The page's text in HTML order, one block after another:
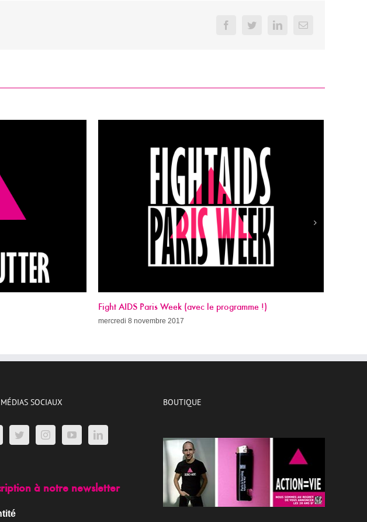
FacebookTwitterLinkedInEmail
le programme !) Sida, c’est quand qu’on guérit ?
mercredi 8 novembre 2017
SOCIAUX
à notre newsletter
BOUTIQUE